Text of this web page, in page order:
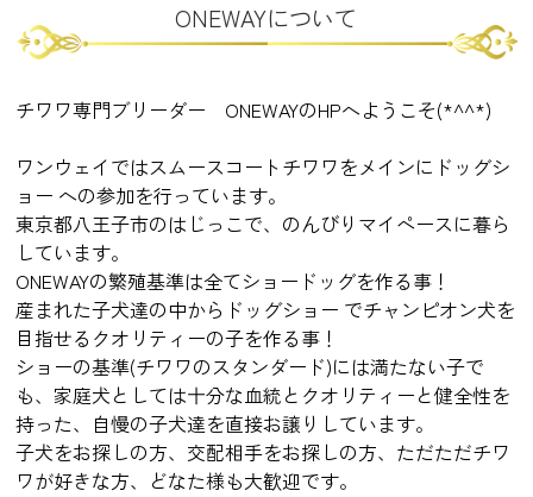
ONEWAYについて
チワワ専門ブリーダー ONEWAYのHPへようこそ(*^^*)
ワンウェイではスムースコートチワワをメインにドッグシ
ョー への参加を行っています。
東京都八王子市のはじっこで、のんびりマイペースに暮ら
しています。
ONEWAYの繁殖基準は全てショードッグを作る事！
産まれた子犬達の中からドッグショー でチャンピオン犬を
目指せるクオリティーの子を作る事！
ショーの基準(チワワのスタンダード)には満たない子で
も、家庭犬としては十分な血統とクオリティーと健全性を
持った、自慢の子犬達を直接お譲りしています。
子犬をお探しの方、交配相手をお探しの方、ただただチワ
ワが好きな方、どなた様も大歓迎です。